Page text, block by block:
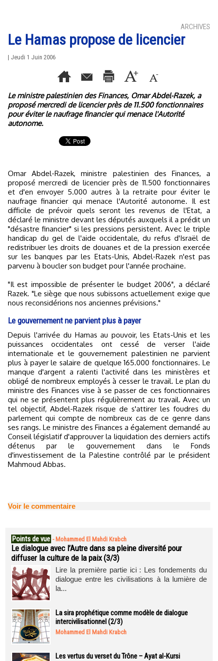
ARCHIVES
Le Hamas propose de licencier
| Jeudi 1 Juin 2006
Le ministre palestinien des Finances, Omar Abdel-Razek, a
proposé mercredi de licencier près de 11.500 fonctionnaires
pour éviter le naufrage financier qui menace l'Autorité
autonome.
Omar Abdel-Razek, ministre palestinien des Finances, a
proposé mercredi de licencier près de 11.500 fonctionnaires
et d'en envoyer 5.000 autres à la retraite pour éviter le
naufrage financier qui menace l'Autorité autonome. Il est
difficile de prévoir quels seront les revenus de l'Etat, a
déclaré le ministre devant les députés auxquels il a prédit un
"désastre financier" si les pressions persistent. Avec le triple
handicap du gel de l'aide occidentale, du refus d'Israël de
redistribuer les droits de douanes et de la pression exercée
sur les banques par les Etats-Unis, Abdel-Razek n'est pas
parvenu à boucler son budget pour l'année prochaine.
"Il est impossible de présenter le budget 2006", a déclaré
Razek. "Le siège que nous subissons actuellement exige que
nous reconsidérions nos anciennes prévisions."
Le gouvernement ne parvient plus à payer
Depuis l'arrivée du Hamas au pouvoir, les Etats-Unis et les
puissances occidentales ont cessé de verser l'aide
internationale et le gouvernement palestinien ne parvient
plus à payer le salaire de quelque 165.000 fonctionnaires. Le
manque d'argent a ralenti l'activité dans les ministères et
obligé de nombreux employés à cesser le travail. Le plan du
ministre des Finances vise à se passer de ces fonctionnaires
qui ne se présentent plus régulièrement au travail. Avec un
tel objectif, Abdel-Razek risque de s'attirer les foudres du
parlement qui compte de nombreux cas de ce genre dans
ses rangs. Le ministre des Finances a également demandé au
Conseil législatif d'approuver la liquidation des derniers actifs
détenus par le gouvernement dans le Fonds
d'investissement de la Palestine contrôlé par le président
Mahmoud Abbas.
Voir le commentaire
Points de vue - Mohammed El Mahdi Krabch
Le dialogue avec l’Autre dans sa pleine diversité pour
diffuser la culture de la paix (3/3)
Lire la première partie ici : Les fondements du
dialogue entre les civilisations à la lumière de
la...
La sira prophétique comme modèle de dialogue
intercivilisationnel (2/3)
Mohammed El Mahdi Krabch
Les vertus du verset du Trône – Ayat al-Kursi